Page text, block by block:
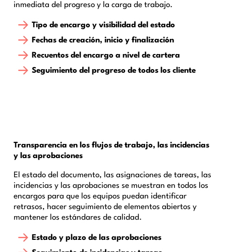
inmediata del progreso y la carga de trabajo.
Tipo de encargo y visibilidad del estado
Fechas de creación, inicio y finalización
Recuentos del encargo a nivel de cartera
Seguimiento del progreso de todos los cliente
Transparencia en los flujos de trabajo, las incidencias
y las aprobaciones
El estado del documento, las asignaciones de tareas, las
incidencias y las aprobaciones se muestran en todos los
encargos para que los equipos puedan identificar
retrasos, hacer seguimiento de elementos abiertos y
mantener los estándares de calidad.
Estado y plazo de las aprobaciones